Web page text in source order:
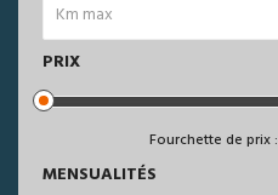
Km max
PRIX
Fourchette de prix :
MENSUALITÉS